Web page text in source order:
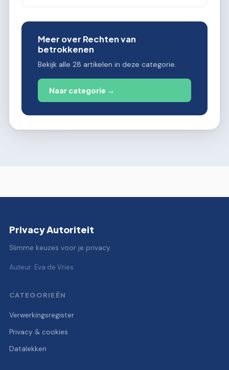
Meer over Rechten van
betrokkenen
Bekijk alle 28 artikelen in deze categorie.
Naar categorie →
Privacy Autoriteit
Slimme keuzes voor je privacy.
Auteur: Eva de Vries
CATEGORIEËN
Verwerkingsregister
Privacy & cookies
Datalekken